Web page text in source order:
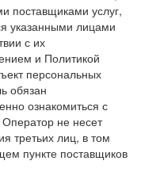
поставщиками услуг,
указанными лицами
с их
и Политикой
персональных
обязан
ознакомиться с
не несет
третьих лиц, в том
пункте поставщиков